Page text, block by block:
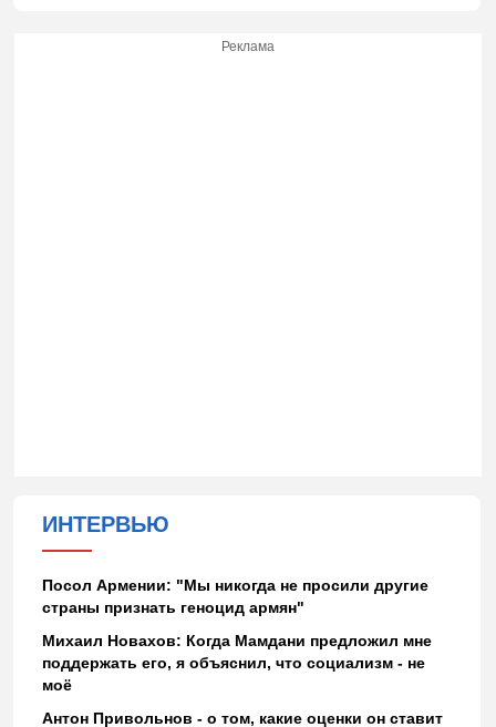
Реклама
ИНТЕРВЬЮ
Посол Армении: "Мы никогда не просили другие
страны признать геноцид армян"
Михаил Новахов: Когда Мамдани предложил мне
поддержать его, я объяснил, что социализм - не
моё
Антон Привольнов - о том, какие оценки он ставит